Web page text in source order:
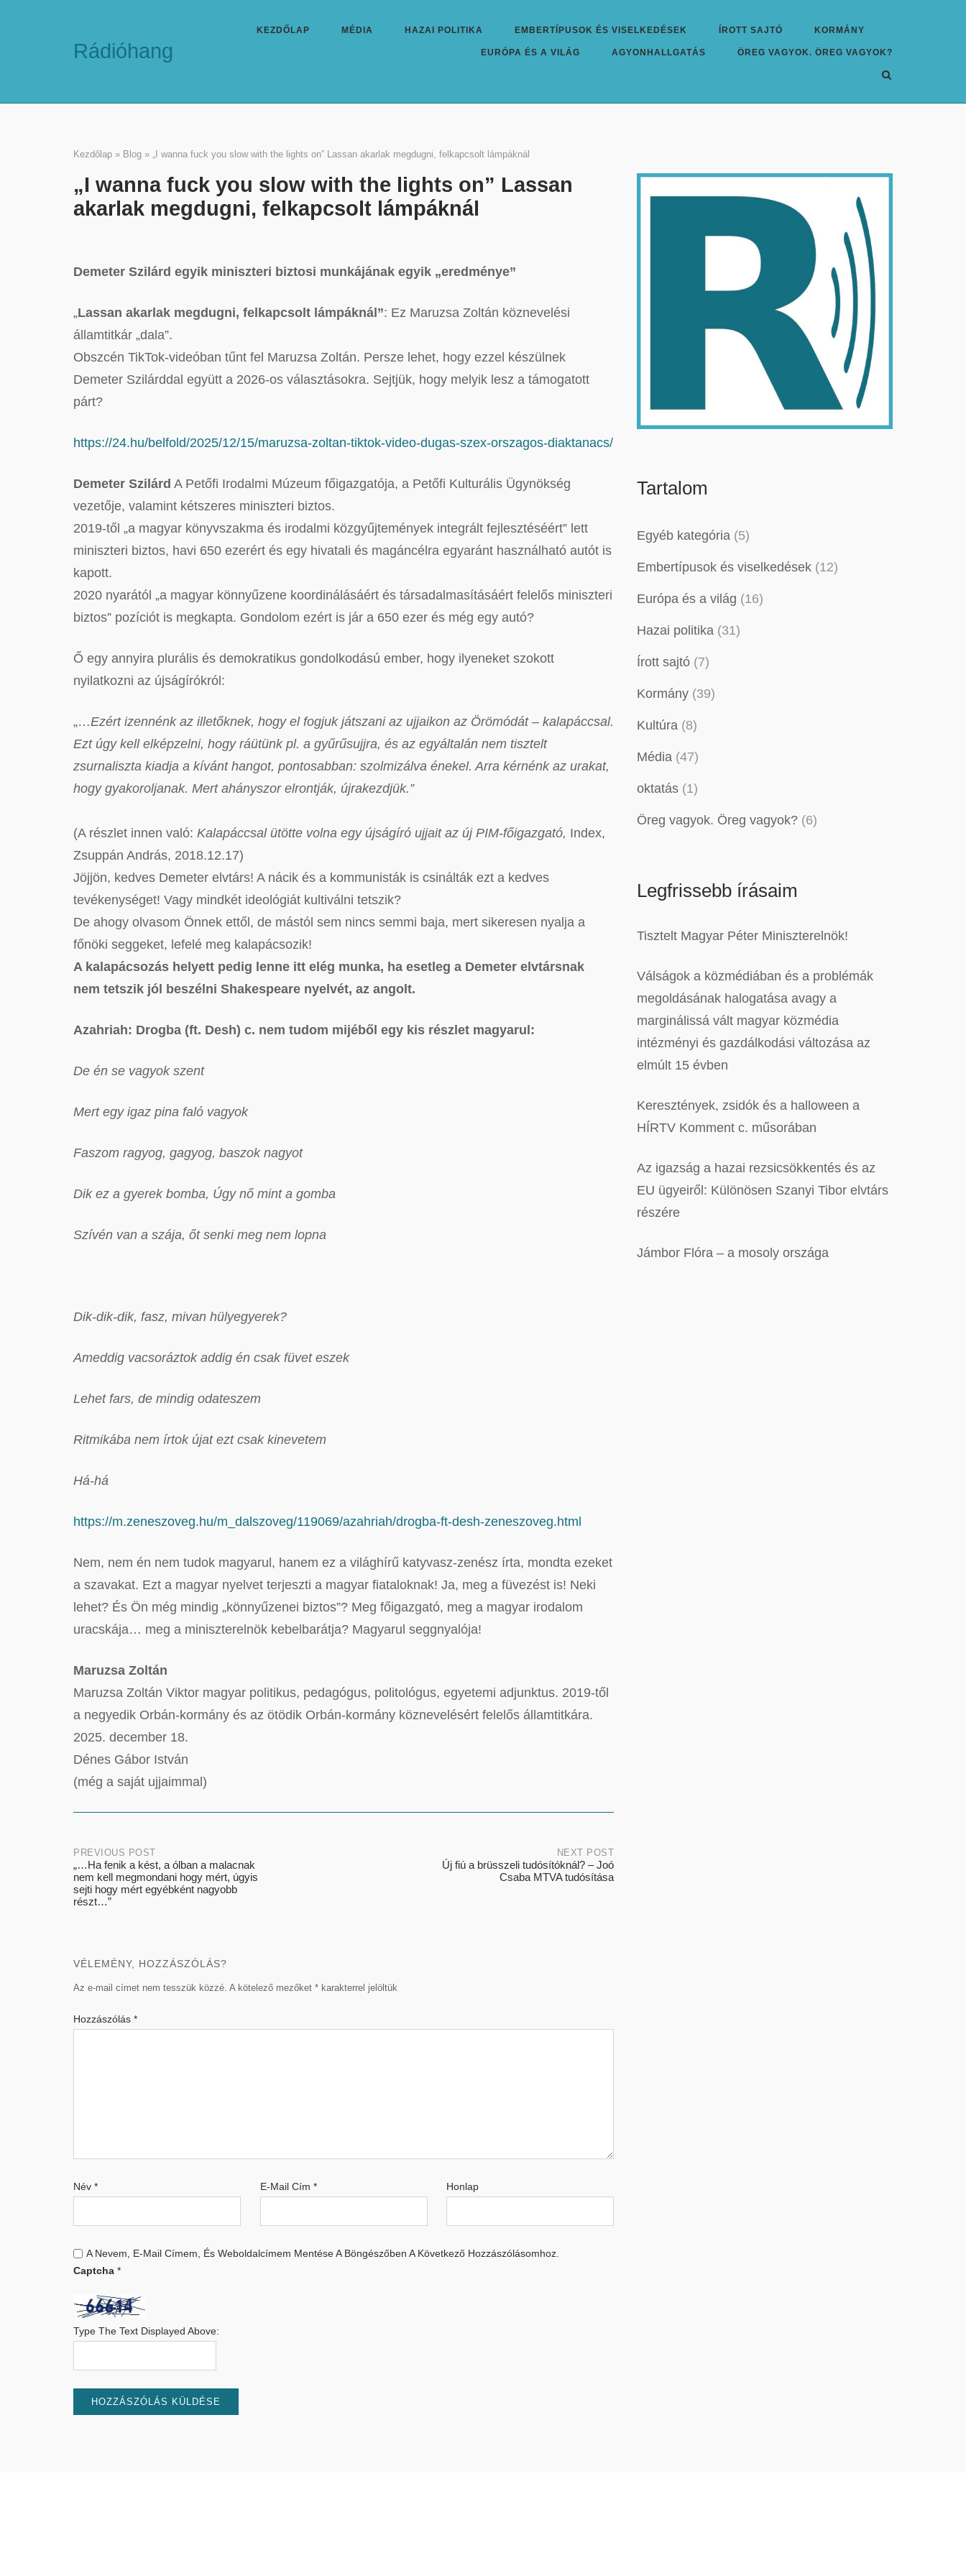
Rádióhang
KEZDŐLAP MÉDIA HAZAI POLITIKA EMBERTÍPUSOK ÉS VISELKEDÉSEK ÍROTT SAJTÓ KORMÁNY
EURÓPA ÉS A VILÁG AGYONHALLGATÁS ÖREG VAGYOK. ÖREG VAGYOK?
Kezdőlap » Blog » „I wanna fuck you slow with the lights on” Lassan akarlak megdugni, felkapcsolt lámpáknál
„I wanna fuck you slow with the lights on” Lassan
akarlak megdugni, felkapcsolt lámpáknál
Demeter Szilárd egyik miniszteri biztosi munkájának egyik „eredménye”
„Lassan akarlak megdugni, felkapcsolt lámpáknál”: Ez Maruzsa Zoltán köznevelési
államtitkár „dala”.
Obszcén TikTok-videóban tűnt fel Maruzsa Zoltán. Persze lehet, hogy ezzel készülnek
Demeter Szilárddal együtt a 2026-os választásokra. Sejtjük, hogy melyik lesz a támogatott
párt?
https://24.hu/belfold/2025/12/15/maruzsa-zoltan-tiktok-video-dugas-szex-orszagos-diaktanacs/
Demeter Szilárd A Petőfi Irodalmi Múzeum főigazgatója, a Petőfi Kulturális Ügynökség
vezetője, valamint kétszeres miniszteri biztos.
2019-től „a magyar könyvszakma és irodalmi közgyűjtemények integrált fejlesztéséért” lett
miniszteri biztos, havi 650 ezerért és egy hivatali és magáncélra egyaránt használható autót is
kapott.
2020 nyarától „a magyar könnyűzene koordinálásáért és társadalmasításáért felelős miniszteri
biztos” pozíciót is megkapta. Gondolom ezért is jár a 650 ezer és még egy autó?
Ő egy annyira plurális és demokratikus gondolkodású ember, hogy ilyeneket szokott
nyilatkozni az újságírókról:
„…Ezért izennénk az illetőknek, hogy el fogjuk játszani az ujjaikon az Örömódát – kalapáccsal.
Ezt úgy kell elképzelni, hogy ráütünk pl. a gyűrűsujjra, és az egyáltalán nem tisztelt
zsurnaliszta kiadja a kívánt hangot, pontosabban: szolmizálva énekel. Arra kérnénk az urakat,
hogy gyakoroljanak. Mert ahányszor elrontják, újrakezdjük.”
(A részlet innen való: Kalapáccsal ütötte volna egy újságíró ujjait az új PIM-főigazgató, Index,
Zsuppán András, 2018.12.17)
Jöjjön, kedves Demeter elvtárs! A nácik és a kommunisták is csinálták ezt a kedves
tevékenységet! Vagy mindkét ideológiát kultiválni tetszik?
De ahogy olvasom Önnek ettől, de mástól sem nincs semmi baja, mert sikeresen nyalja a
főnöki seggeket, lefelé meg kalapácsozik!
A kalapácsozás helyett pedig lenne itt elég munka, ha esetleg a Demeter elvtársnak
nem tetszik jól beszélni Shakespeare nyelvét, az angolt.
Azahriah: Drogba (ft. Desh) c. nem tudom mijéből egy kis részlet magyarul:
De én se vagyok szent
Mert egy igaz pina faló vagyok
Faszom ragyog, gagyog, baszok nagyot
Dik ez a gyerek bomba, Úgy nő mint a gomba
Szívén van a szája, őt senki meg nem lopna
Dik-dik-dik, fasz, mivan hülyegyerek?
Ameddig vacsoráztok addig én csak füvet eszek
Lehet fars, de mindig odateszem
Ritmikába nem írtok újat ezt csak kinevetem
Há-há
https://m.zeneszoveg.hu/m_dalszoveg/119069/azahriah/drogba-ft-desh-zeneszoveg.html
Nem, nem én nem tudok magyarul, hanem ez a világhírű katyvasz-zenész írta, mondta ezeket
a szavakat. Ezt a magyar nyelvet terjeszti a magyar fiataloknak! Ja, meg a füvezést is! Neki
lehet? És Ön még mindig „könnyűzenei biztos”? Meg főigazgató, meg a magyar irodalom
uracskája… meg a miniszterelnök kebelbarátja? Magyarul seggnyalója!
Maruzsa Zoltán
Maruzsa Zoltán Viktor magyar politikus, pedagógus, politológus, egyetemi adjunktus. 2019-től
a negyedik Orbán-kormány és az ötödik Orbán-kormány köznevelésért felelős államtitkára.
2025. december 18.
Dénes Gábor István
(még a saját ujjaimmal)
Post
navigation
PREVIOUS POST
„…Ha fenik a kést, a ólban a malacnak
nem kell megmondani hogy mért, úgyis
sejti hogy mért egyébként nagyobb
részt…”
NEXT POST
Új fiú a brüsszeli tudósítóknál? – Joó
Csaba MTVA tudósítása
VÉLEMÉNY, HOZZÁSZÓLÁS?
Az e-mail címet nem tesszük közzé. A kötelező mezőket * karakterrel jelöltük
Hozzászólás *
Név * E-Mail Cím * Honlap
A Nevem, E-Mail Címem, És Weboldalcímem Mentése A Böngészőben A Következő Hozzászólásomhoz.
Captcha *
Type The Text Displayed Above:
Tartalom
Egyéb kategória(5)
Embertípusok és viselkedések(12)
Európa és a világ (16)
Hazai politika(31)
Írott sajtó(7)
Kormány(39)
Kultúra(8)
Média(47)
oktatás(1)
Öreg vagyok. Öreg vagyok?(6)
Legfrissebb írásaim
Tisztelt Magyar Péter Miniszterelnök!
Válságok a közmédiában és a problémák
megoldásának halogatása avagy a
marginálissá vált magyar közmédia
intézményi és gazdálkodási változása az
elmúlt 15 évben
Keresztények, zsidók és a halloween a
HÍRTV Komment c. műsorában
Az igazság a hazai rezsicsökkentés és az
EU ügyeiről: Különösen Szanyi Tibor elvtárs
részére
Jámbor Flóra – a mosoly országa